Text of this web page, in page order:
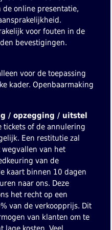
online presentatie,
voor fouten in de
bevestigingen.
voor de toepassing
kader. Openbaarmaking
/ opzegging / uitstel
tickets of de annulering
Een restitutie zal
van het
van de
kaart binnen 10 dagen
naar ons. Deze
het recht op een
van de verkoopprijs. Dit
van klanten om te